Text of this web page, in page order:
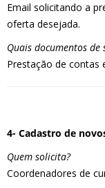
Email solicitando a
oferta desejada.
Quais documentos de
Prestação de contas
4- Cadastro de
Quem solicita?
Coordenadores de